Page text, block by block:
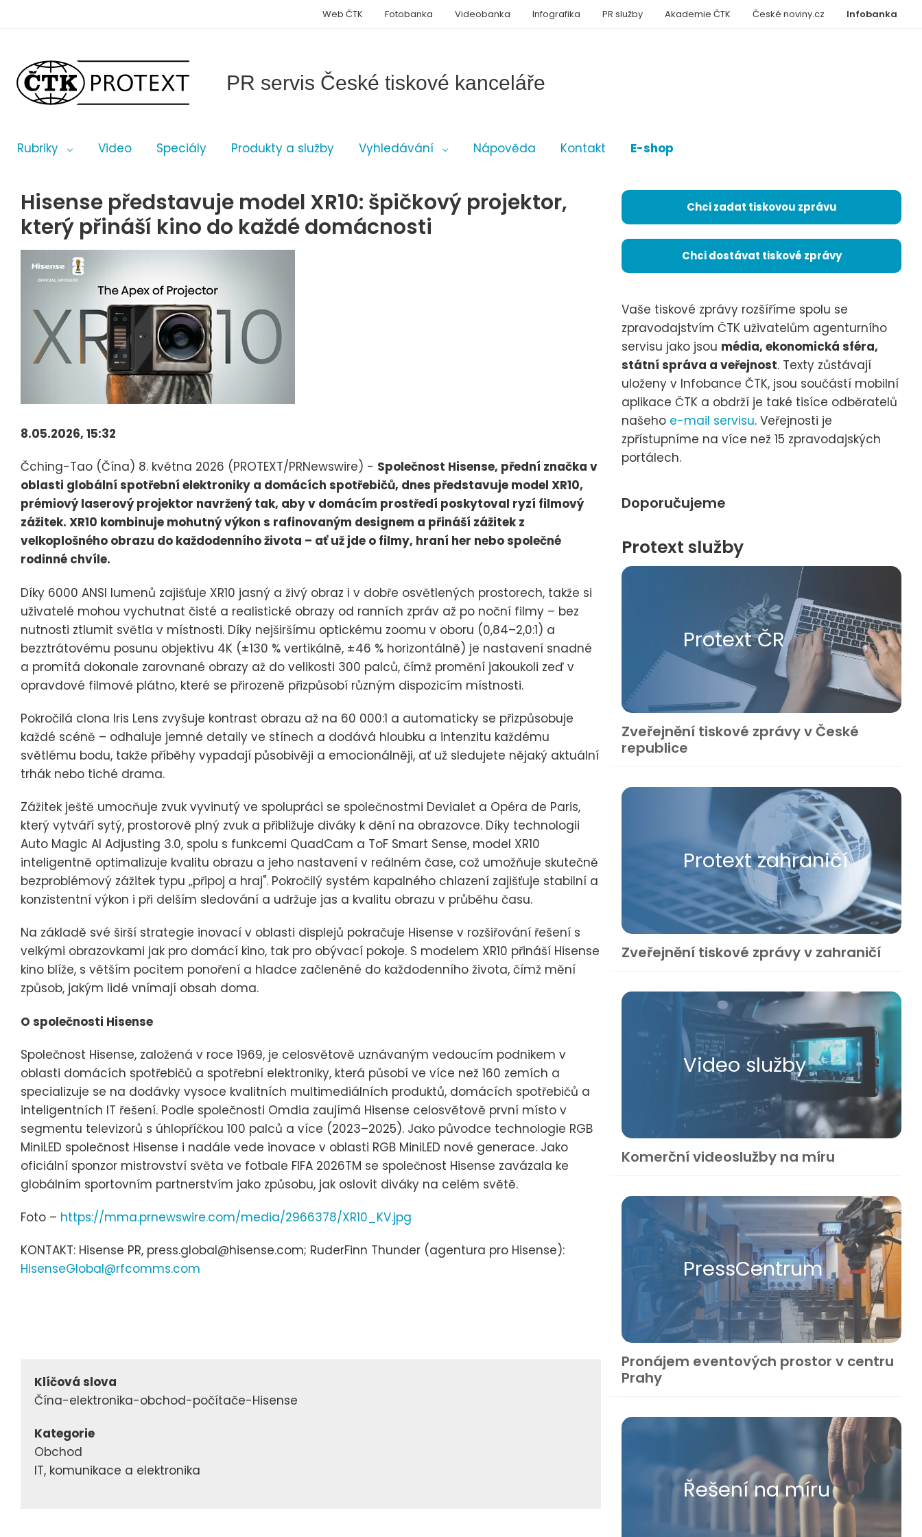
PR servis České tiskové kanceláře
Rubriky Video Speciály Produkty a služby Vyhledávání Nápověda Kontakt E-shop
Infobanka
Web ČTK Fotobanka Videobanka Infografika PR služby Akademie ČTK České noviny.cz
Hisense představuje model XR10: špičkový projektor,
který přináší kino do každé domácnosti
8.05.2026, 15:32
Čching-Tao (Čína) 8. května 2026 (PROTEXT/PRNewswire) - Společnost Hisense, přední značka v
oblasti globální spotřební elektroniky a domácích spotřebičů, dnes představuje model XR10,
prémiový laserový projektor navržený tak, aby v domácím prostředí poskytoval ryzí filmový
zážitek. XR10 kombinuje mohutný výkon s rafinovaným designem a přináší zážitek z
velkoplošného obrazu do každodenního života – ať už jde o filmy, hraní her nebo společné
rodinné chvíle.
Díky 6000 ANSI lumenů zajišťuje XR10 jasný a živý obraz i v dobře osvětlených prostorech, takže si
uživatelé mohou vychutnat čisté a realistické obrazy od ranních zpráv až po noční filmy – bez
nutnosti ztlumit světla v místnosti. Díky nejširšímu optickému zoomu v oboru (0,84–2,0:1) a
bezztrátovému posunu objektivu 4K (±130 % vertikálně, ±46 % horizontálně) je nastavení snadné
a promítá dokonale zarovnané obrazy až do velikosti 300 palců, čímž promění jakoukoli zeď v
opravdové filmové plátno, které se přirozeně přizpůsobí různým dispozicím místnosti.
Pokročilá clona Iris Lens zvyšuje kontrast obrazu až na 60 000:1 a automaticky se přizpůsobuje
každé scéně – odhaluje jemné detaily ve stínech a dodává hloubku a intenzitu každému
světlému bodu, takže příběhy vypadají působivěji a emocionálněji, ať už sledujete nějaký aktuální
trhák nebo tiché drama.
Zážitek ještě umocňuje zvuk vyvinutý ve spolupráci se společnostmi Devialet a Opéra de Paris,
který vytváří sytý, prostorově plný zvuk a přibližuje diváky k dění na obrazovce. Díky technologii
Auto Magic AI Adjusting 3.0, spolu s funkcemi QuadCam a ToF Smart Sense, model XR10
inteligentně optimalizuje kvalitu obrazu a jeho nastavení v reálném čase, což umožňuje skutečně
bezproblémový zážitek typu „připoj a hraj". Pokročilý systém kapalného chlazení zajišťuje stabilní a
konzistentní výkon i při delším sledování a udržuje jas a kvalitu obrazu v průběhu času.
Na základě své širší strategie inovací v oblasti displejů pokračuje Hisense v rozšiřování řešení s
velkými obrazovkami jak pro domácí kino, tak pro obývací pokoje. S modelem XR10 přináší Hisense
kino blíže, s větším pocitem ponoření a hladce začleněné do každodenního života, čímž mění
způsob, jakým lidé vnímají obsah doma.
O společnosti Hisense
Společnost Hisense, založená v roce 1969, je celosvětově uznávaným vedoucím podnikem v
oblasti domácích spotřebičů a spotřební elektroniky, která působí ve více než 160 zemích a
specializuje se na dodávky vysoce kvalitních multimediálních produktů, domácích spotřebičů a
inteligentních IT řešení. Podle společnosti Omdia zaujímá Hisense celosvětově první místo v
segmentu televizorů s úhlopříčkou 100 palců a více (2023–2025). Jako původce technologie RGB
MiniLED společnost Hisense i nadále vede inovace v oblasti RGB MiniLED nové generace. Jako
oficiální sponzor mistrovství světa ve fotbale FIFA 2026TM se společnost Hisense zavázala ke
globálním sportovním partnerstvím jako způsobu, jak oslovit diváky na celém světě.
Foto – https://mma.prnewswire.com/media/2966378/XR10_KV.jpg
KONTAKT: Hisense PR, press.global@hisense.com; RuderFinn Thunder (agentura pro Hisense):
HisenseGlobal@rfcomms.com
Klíčová slova
Čína-elektronika-obchod-počítače-Hisense
Kategorie
Obchod
IT, komunikace a elektronika
Chci zadat tiskovou zprávu
Chci dostávat tiskové zprávy
Vaše tiskové zprávy rozšíříme spolu se
zpravodajstvím ČTK uživatelům agenturního
servisu jako jsou média, ekonomická sféra,
státní správa a veřejnost. Texty zůstávají
uloženy v Infobance ČTK, jsou součástí mobilní
aplikace ČTK a obdrží je také tisíce odběratelů
našeho e-mail servisu. Veřejnosti je
zpřístupníme na více než 15 zpravodajských
portálech.
Doporučujeme
Protext služby
Protext ČR
Zveřejnění tiskové zprávy v České
republice
Protext zahraničí
Zveřejnění tiskové zprávy v zahraničí
Video služby
Komerční videoslužby na míru
Press​Centrum
Pronájem eventových prostor v centru
Prahy
Řešení na míru